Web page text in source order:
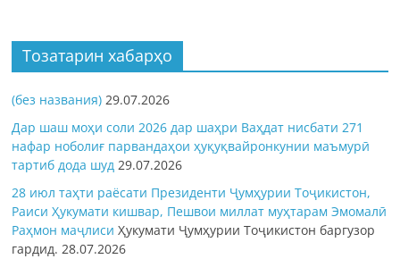
Тозатарин хабарҳо
(без названия) 29.07.2026
Дар шаш моҳи соли 2026 дар шаҳри Ваҳдат нисбати 271
нафар ноболиғ парвандаҳои ҳуқуқвайронкунии маъмурӣ
тартиб дода шуд 29.07.2026
28 июл таҳти раёсати Президенти Ҷумҳурии Тоҷикистон,
Раиси Ҳукумати кишвар, Пешвои миллат муҳтарам Эмомалӣ
Раҳмон маҷлисиҲукумати Ҷумҳурии Тоҷикистон баргузор
гардид.28.07.2026